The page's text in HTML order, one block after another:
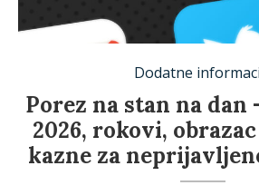
shutterstock.com/
Dodatne
Porez na stan na dan
2026, rokovi,
kazne za